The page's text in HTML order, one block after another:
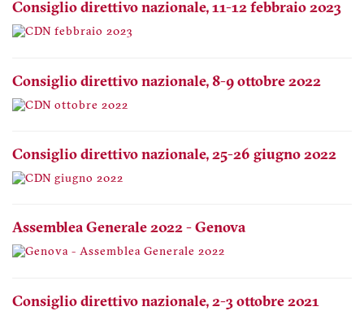
Consiglio direttivo nazionale, 11-12 febbraio 2023
Consiglio direttivo nazionale, 8-9 ottobre 2022
Consiglio direttivo nazionale, 25-26 giugno 2022
Assemblea Generale 2022 - Genova
Consiglio direttivo nazionale, 2-3 ottobre 2021